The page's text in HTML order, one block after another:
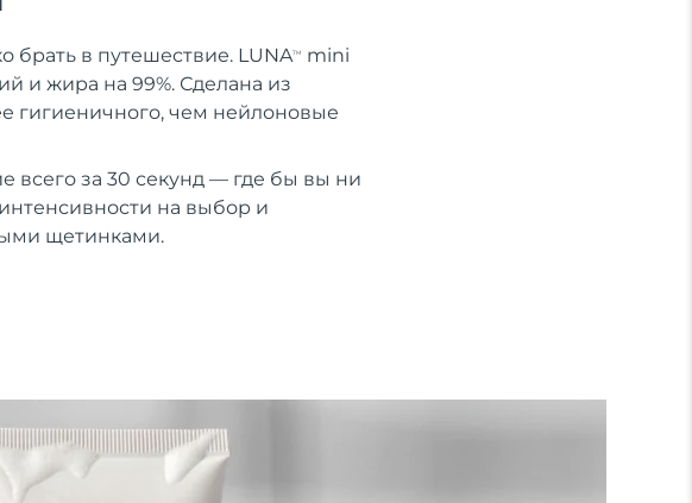
брать в путешествие. LUNATM
mini
и жира на 99%. Сделана из
гигиеничного, чем нейлоновые
всего за 30 секунд — где бы вы ни
на выбор и
щетинками.